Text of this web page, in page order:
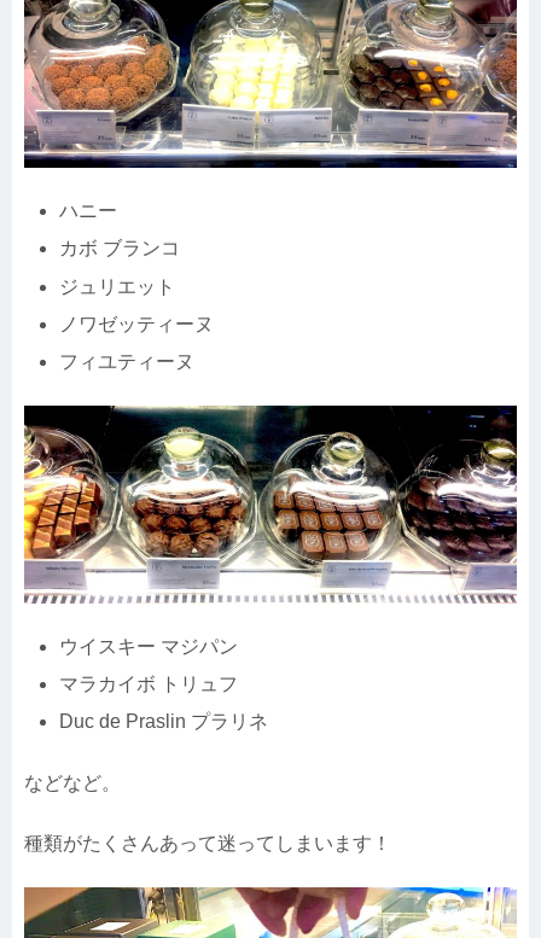
ハニー
カボ ブランコ
ジュリエット
ノワゼッティーヌ
フィユティーヌ
ウイスキー マジパン
マラカイボ トリュフ
Duc de Praslin プラリネ
などなど。
種類がたくさんあって迷ってしまいます！